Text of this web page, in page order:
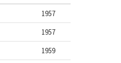
1957
1957
1959